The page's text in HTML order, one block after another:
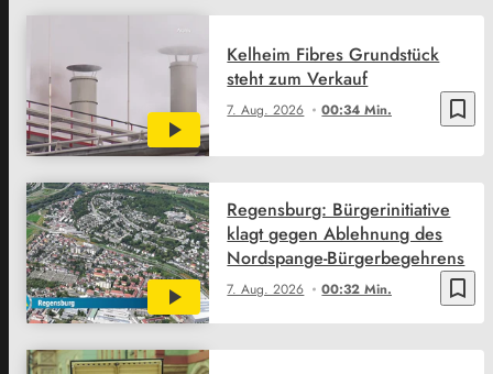
bookmark_border
7. Aug. 2026 00:34 Min.
Kelheim Fibres Grundstück
steht zum Verkauf
bookmark_border
7. Aug. 2026 00:32 Min.
Regensburg: Bürgerinitiative
klagt gegen Ablehnung des
Nordspange-Bürgerbegehrens